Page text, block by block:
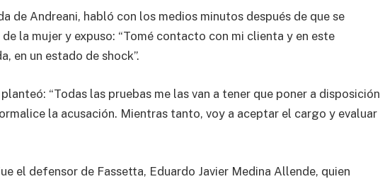
de Andreani, habló con los medios minutos después de que se
la mujer y expuso: “Tomé contacto con mi clienta y en este
en un estado de shock”.
“Todas las pruebas me las van a tener que poner a disposición
la acusación. Mientras tanto, voy a aceptar el cargo y evaluar
el defensor de Fassetta, Eduardo Javier Medina Allende, quien